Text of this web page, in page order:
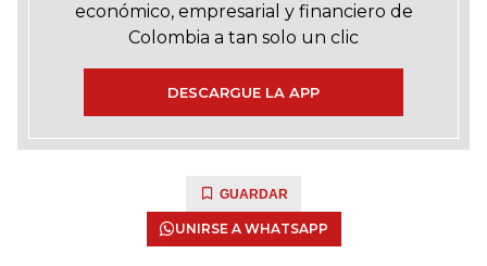
económico, empresarial y financiero de
Colombia a tan solo un clic
DESCARGUE LA APP
GUARDAR
UNIRSE A WHATSAPP